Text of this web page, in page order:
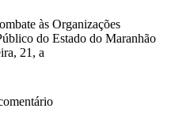
às Organizações
do Estado do Maranhão
21, a